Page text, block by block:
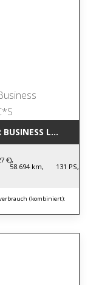
BUSINESS
€),
58.694 km, 131 PS,
(kombiniert):